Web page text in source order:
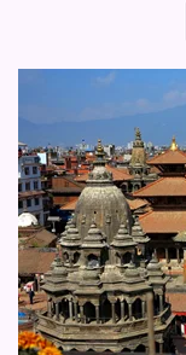
INDIE - Zlatý